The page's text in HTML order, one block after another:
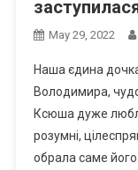
May 29, 2022
Наша єдина
Володимира,
Ксюша дуже
розумні,
обрала саме